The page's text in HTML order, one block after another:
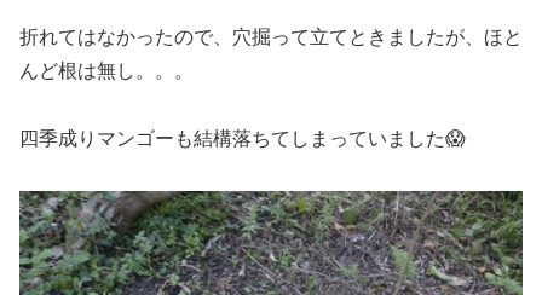
折れてはなかったので、穴掘って立てときましたが、ほと
んど根は無し。。。
四季成りマンゴーも結構落ちてしまっていました😱